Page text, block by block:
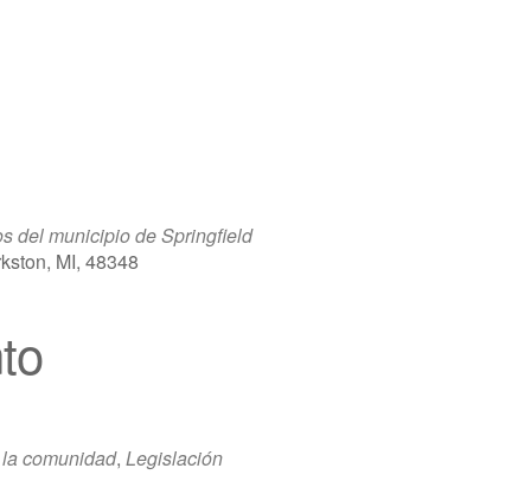
del municipio de Springfield
MI, 48348
comunidad, Legislación